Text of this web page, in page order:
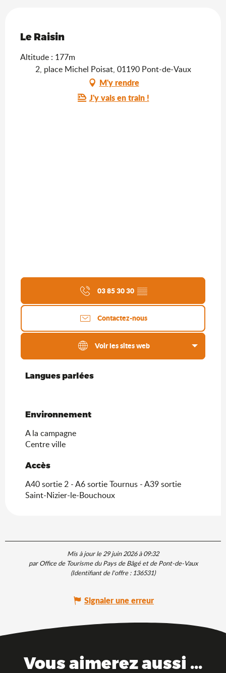
Le Raisin
Altitude : 177m
2, place Michel Poisat, 01190 Pont-de-Vaux
M'y rendre
J'y vais en train !
03 85 30 30 ▒▒
Contactez-nous
Voir les sites web
Langues parlées
Langues parlées
Environnement
Environnement
A la campagne
Centre ville
Accès
Accès
A40 sortie 2 - A6 sortie Tournus - A39 sortie
Saint-Nizier-le-Bouchoux
Mis à jour le 29 juin 2026 à 09:32
par Office de Tourisme du Pays de Bâgé et de Pont-de-Vaux
(Identifiant de l'offre :136531)
Signaler une erreur
Vous aimerez aussi ...